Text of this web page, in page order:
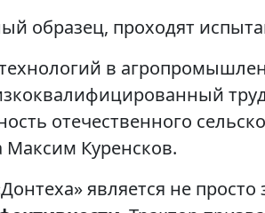
образец, проходят
в
отечественного
Куренсков.
является не просто